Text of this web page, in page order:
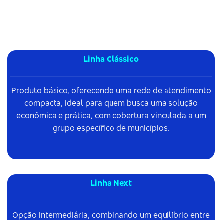
Linha Clássico
Produto básico, oferecendo uma rede de atendimento
compacta, ideal para quem busca uma solução
econômica e prática, com cobertura vinculada a um
grupo específico de municípios.
Linha Next
Opção intermediária, combinando um equilíbrio entre